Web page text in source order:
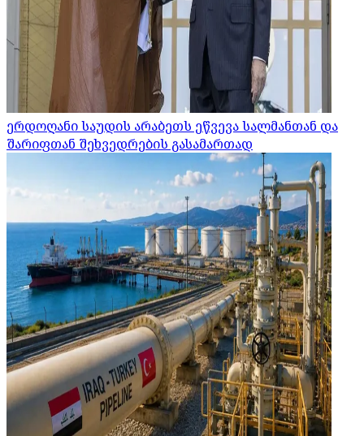
ერდოღანი საუდის არაბეთს ეწვევა სალმანთან და
შარიფთან შეხვედრების გასამართად